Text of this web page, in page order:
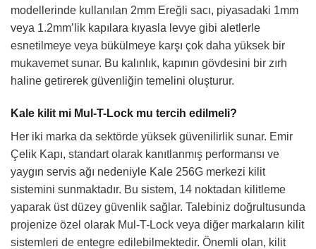
modellerinde kullanılan 2mm Ereğli sacı, piyasadaki 1mm
veya 1.2mm’lik kapılara kıyasla levye gibi aletlerle
esnetilmeye veya bükülmeye karşı çok daha yüksek bir
mukavemet sunar. Bu kalınlık, kapının gövdesini bir zırh
haline getirerek güvenliğin temelini oluşturur.
Kale kilit mi Mul-T-Lock mu tercih edilmeli?
Her iki marka da sektörde yüksek güvenilirlik sunar. Emir
Çelik Kapı, standart olarak kanıtlanmış performansı ve
yaygın servis ağı nedeniyle Kale 256G merkezi kilit
sistemini sunmaktadır. Bu sistem, 14 noktadan kilitleme
yaparak üst düzey güvenlik sağlar. Talebiniz doğrultusunda
projenize özel olarak Mul-T-Lock veya diğer markaların kilit
sistemleri de entegre edilebilmektedir. Önemli olan, kilit